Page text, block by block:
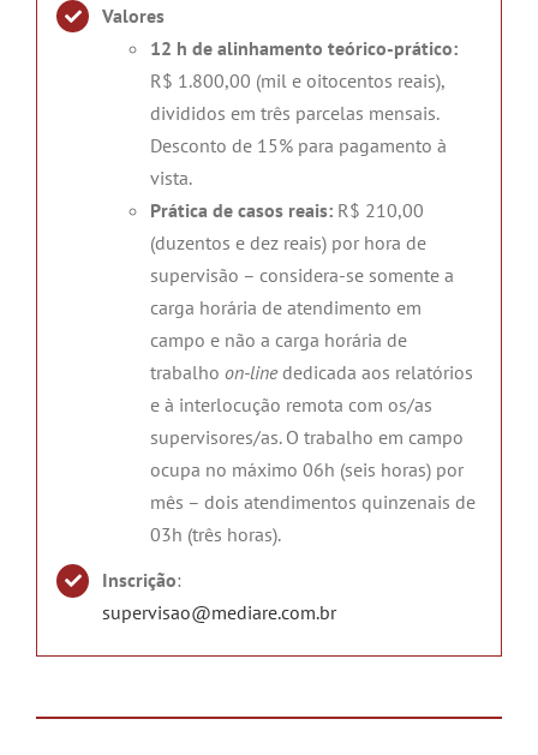
Valores
12 h de alinhamento teórico-prático:
R$ 1.800,00 (mil e oitocentos reais),
divididos em três parcelas mensais.
Desconto de 15% para pagamento à
vista.
Prática de casos reais: R$ 210,00
(duzentos e dez reais) por hora de
supervisão – considera-se somente a
carga horária de atendimento em
campo e não a carga horária de
trabalhoon-linededicada aos relatórios
e à interlocução remota com os/as
supervisores/as. O trabalho em campo
ocupa no máximo 06h (seis horas) por
mês – dois atendimentos quinzenais de
03h (três horas).
Inscrição:
supervisao@mediare.com.br